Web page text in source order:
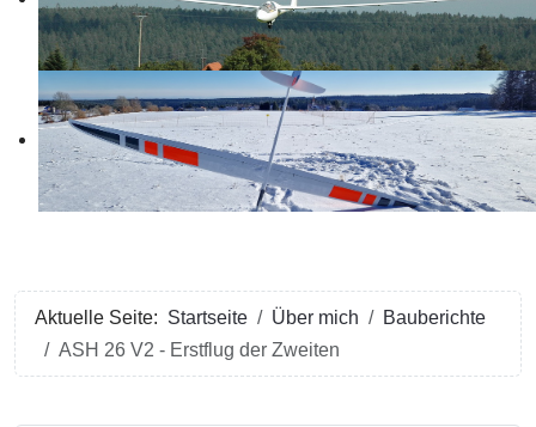
Aktuelle Seite: Startseite Über mich
Bauberichte
ASH 26 V2 - Erstflug der Zweiten